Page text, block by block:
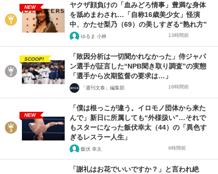
NEW
ヤクザ顔負けの「血みどろ情事」豊満な身体
を舐めまわされ…「自称16歳美少女」怪演
中、かたせ梨乃（69）の美しすぎる“熟れ方”
ゆるま 小林 13時間前
SCOOP!
「敗因分析は一切聞かれなかった」侍ジャパ
ン選手が証言した“NPB聞き取り調査”の実態
「選手から次期監督の要求は…」
「週刊文春」編集部 16時間前
NEW
「僕は根っこが違う。イロモノ団体から来た
んで」新日に所属しても“外様扱い”…それで
もスターになった飯伏幸太（44）の「異色す
ぎるレスラー人生」
飯伏 幸太 6時間前
「謝礼はお花でいいですか？」と言われ絶